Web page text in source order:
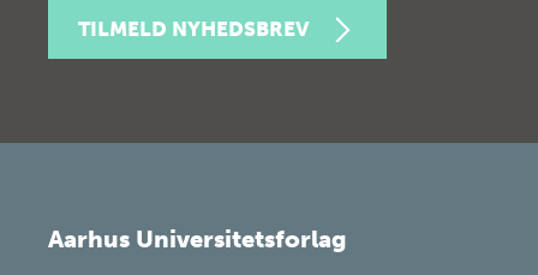
TILMELD NYHEDSBREV
Aarhus Universitetsforlag